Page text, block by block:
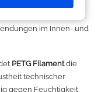
funktionale Bauteile,
im Innen- und
PETG Filamentdie
technischer
gegen Feuchtigkeit